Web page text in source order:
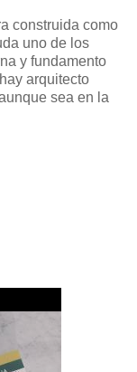
construida como
uno de los
y fundamento
arquitecto
sea en la